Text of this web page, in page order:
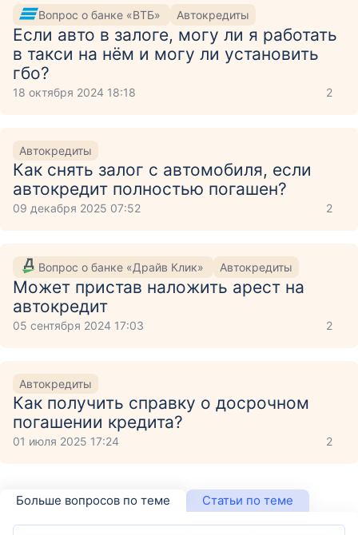
Вопрос о банке «ВТБ» Автокредиты
Если авто в залоге, могу ли я работать
в такси на нём и могу ли установить
гбо?
18 октября 2024 18:18 2
Автокредиты
Как снять залог с автомобиля, если
автокредит полностью погашен?
09 декабря 2025 07:52 2
Вопрос о банке «Драйв Клик» Автокредиты
Может пристав наложить арест на
автокредит
05 сентября 2024 17:03 2
Автокредиты
Как получить справку о досрочном
погашении кредита?
01 июля 2025 17:24 2
Больше вопросов по теме Статьи по теме